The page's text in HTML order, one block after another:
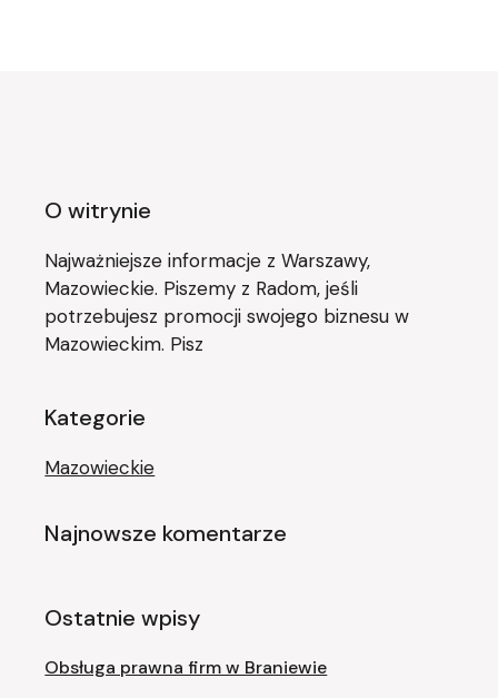
O witrynie
Najważniejsze informacje z Warszawy,
Mazowieckie. Piszemy z Radom, jeśli
potrzebujesz promocji swojego biznesu w
Mazowieckim. Pisz
Kategorie
Mazowieckie
Najnowsze komentarze
Ostatnie wpisy
Obsługa prawna firm w Braniewie